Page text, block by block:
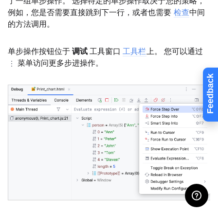
Feedback
例如，您是否需要直接跳到下一行，或者也需要 检查中间
的方法调用。
单步操作按钮位于调试 工具窗口工具栏上。 您可以通过
菜单访问更多步进操作。